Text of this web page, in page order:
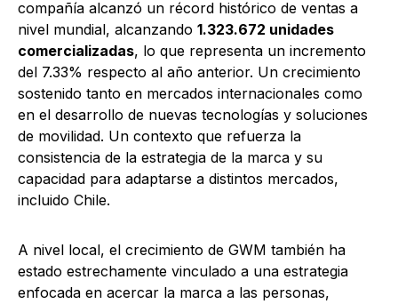
compañía alcanzó un récord histórico de ventas a
nivel mundial, alcanzando 1.323.672 unidades
comercializadas, lo que representa un incremento
del 7.33% respecto al año anterior. Un crecimiento
sostenido tanto en mercados internacionales como
en el desarrollo de nuevas tecnologías y soluciones
de movilidad. Un contexto que refuerza la
consistencia de la estrategia de la marca y su
capacidad para adaptarse a distintos mercados,
incluido Chile.
A nivel local, el crecimiento de GWM también ha
estado estrechamente vinculado a una estrategia
enfocada en acercar la marca a las personas,